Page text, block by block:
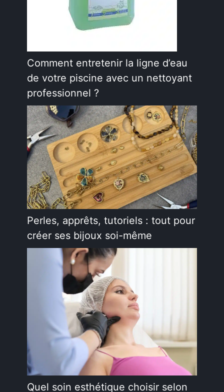
Comment entretenir la ligne d’eau
de votre piscine avec un nettoyant
professionnel ?
Perles, apprêts, tutoriels : tout pour
créer ses bijoux soi-même
Quel soin esthétique choisir selon